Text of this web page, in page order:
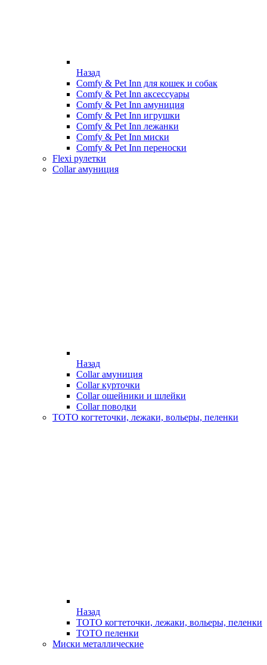
Назад
Comfy & Pet Inn для кошек и собак
Comfy & Pet Inn аксессуары
Comfy & Pet Inn амуниция
Comfy & Pet Inn игрушки
Comfy & Pet Inn лежанки
Comfy & Pet Inn миски
Comfy & Pet Inn переноски
Flexi рулетки
Collar амуниция
Назад
Collar амуниция
Collar курточки
Collar ошейники и шлейки
Collar поводки
ТОТО когтеточки, лежаки, вольеры, пеленки
Назад
ТОТО когтеточки, лежаки, вольеры, пеленки
ТОТО пеленки
Миски металлические